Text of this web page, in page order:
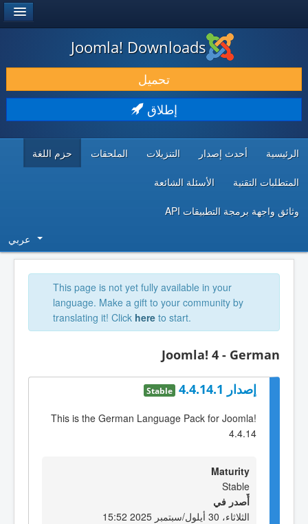
حمل & ومدد
اكتشف & تعلم
Joomla! Downloads
تحميل
إطلاق
الرئيسية أحدث إصدار التنزيلات الملحقات حزم اللغة
المتطلبات التقنية الأسئلة الشائعة
وثائق واجهة برمجة التطبيقات API
عربي
This page is not yet fully available in your
language. Make a gift to your community by
translating it! Click here to start.
Joomla! 4 - German
إصدار 4.4.14.1 Stable
This is the German Language Pack for Joomla!
4.4.14
Maturity
Stable
أٌصدر في
الثلاثاء، 30 أيلول/سبتمبر 2025 15:52